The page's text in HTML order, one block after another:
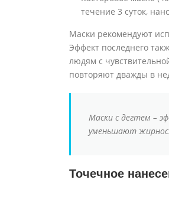
течение 3 суток,
Маски рекомендуют
Эффект последнего
людям с
повторяют дважды в
Маски с дегтем –
уменьшают
Точечное